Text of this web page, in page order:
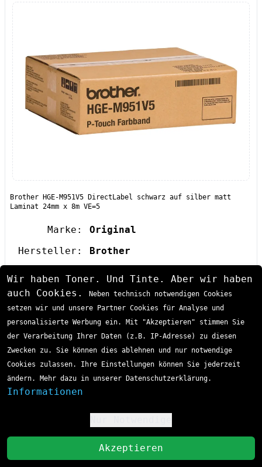
Brother HGE-M951V5 DirectLabel schwarz auf silber matt
Laminat 24mm x 8m VE=5
Marke:
Original
Hersteller:
Brother
Farbe:
schwarz
silber
Abmessungen:
24 mm x 8 m
VE:
5 Stk
EAN / GTIN:
4977766684736
Produkttyp:
P-Touch Farbband
Beschriftungsgerät
P-TouchRL 700 S
Sofort lieferbar
98,45 €
In den Einkaufswagen
Wir haben Toner. Und Tinte. Aber wir haben
auch Cookies.
Neben technisch notwendigen Cookies
setzen wir und unsere Partner Cookies für Analyse und
personalisierte Werbung ein. Mit "Akzeptieren" stimmen Sie
der Verarbeitung Ihrer Daten (z.B. IP-Adresse) zu diesen
Zwecken zu. Sie können dies ablehnen und nur notwendige
Cookies zulassen. Ihre Einstellungen können Sie jederzeit
ändern. Mehr dazu in unserer Datenschutzerklärung.
Informationen
Akzeptieren